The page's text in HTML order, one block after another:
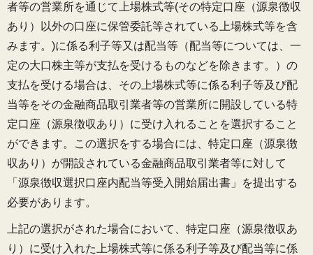
者等の営業所を通じて上場株式等(その特定口座（源泉徴収
あり）以外の口座に保管委託等されている上場株式等を含
みます。)に係る利子等又は配当等（配当等については、一
定の大口株主等が支払を受けるものなどを除きます。）の
支払を受ける場合は、その上場株式等に係る利子等及び配
当等をその金融商品取引業者等の営業所に開設している特
定口座（源泉徴収あり）に受け入れることを選択すること
ができます。この選択をする場合には、特定口座（源泉徴
収あり）が開設されている金融商品取引業者等に対して
「源泉徴収選択口座内配当等受入開始届出書」を提出する
必要があります。
上記の選択がされた場合において、特定口座（源泉徴収あ
り）に受け入れた上場株式等に係る利子等及び配当等に係